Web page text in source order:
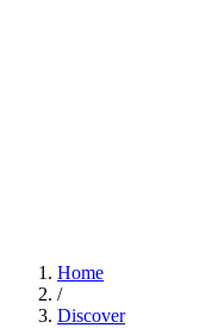
Home
/
Discover